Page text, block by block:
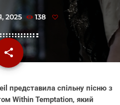
2025 138
share
email
представила спільну пісню з
Within Temptation, який